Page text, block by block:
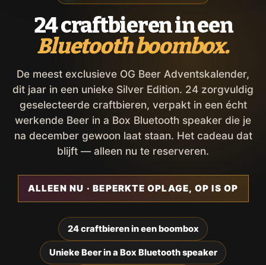
24 craftbieren in een
Bluetooth boombox.
De meest exclusieve OG Beer Adventskalender,
dit jaar in een unieke Silver Edition. 24 zorgvuldig
geselecteerde craftbieren, verpakt in een écht
werkende Beer in a Box Bluetooth speaker die je
na december gewoon laat staan. Het cadeau dat
blijft — alleen nu te reserveren.
ALLEEN NU · BEPERKTE OPLAGE, OP IS OP
24 craftbieren in een boombox
Unieke Beer in a Box Bluetooth speaker